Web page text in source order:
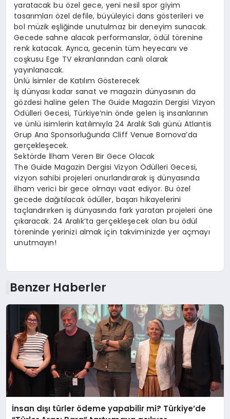
yaratacak bu özel gece, yeni nesil spor giyim
tasarımları özel defile, büyüleyici dans gösterileri ve
bol müzik eşliğinde unutulmaz bir deneyim sunacak.
Gecede sahne alacak performanslar, ödül törenine
renk katacak. Ayrıca, gecenin tüm heyecanı ve
coşkusu Ege TV ekranlarından canlı olarak
yayınlanacak.
Ünlü İsimler de Katılım Gösterecek
İş dünyası kadar sanat ve magazin dünyasının da
gözdesi haline gelen The Guide Magazin Dergisi Vizyon
Ödülleri Gecesi, Türkiye’nin önde gelen iş insanlarının
ve ünlü isimlerin katılımıyla 24 Aralık Salı günü Atlantis
Grup Ana Sponsorluğunda Cliff Venue Bornova’da
gerçekleşecek.
Sektörde İlham Veren Bir Gece Olacak
The Guide Magazin Dergisi Vizyon Ödülleri Gecesi,
vizyon sahibi projeleri onurlandırarak iş dünyasında
ilham verici bir gece olmayı vaat ediyor. Bu özel
gecede dağıtılacak ödüller, başarı hikayelerini
taçlandırırken iş dünyasında fark yaratan projeleri öne
çıkaracak. 24 Aralık’ta gerçekleşecek olan bu ödül
töreninde yerinizi almak için takviminizde yer açmayı
unutmayın!
Benzer Haberler
İnsan dışı türler ödeme yapabilir mi? Türkiye’de